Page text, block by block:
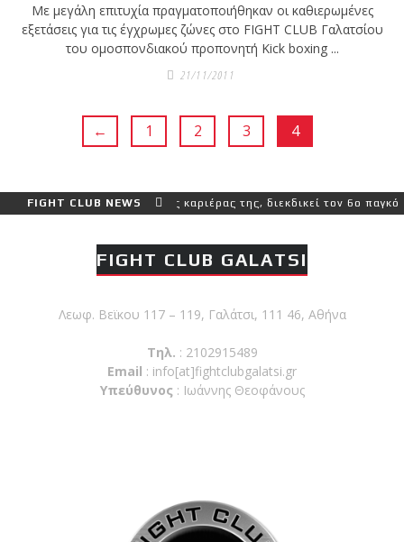
Mε μεγάλη επιτυχία πραγματοποιήθηκαν οι καθιερωμένες
εξετάσεις για τις έγχρωμες ζώνες στο FIGHT CLUB Γαλατσίου
του ομοσπονδιακού προπονητή Kick boxing ...
21/11/2011
← 1 2 3 4
FIGHT CLUB NEWS
πιο δύσκολο αγώνα της καριέρας της, διεκδικεί τον 6ο
FIGHT CLUB GALATSI
Λεωφ. Βεϊκου 117 – 119, Γαλάτσι, 111 46, Αθήνα
Τηλ. : 2102915489
Email : info[at]fightclubgalatsi.gr
Υπεύθυνος : Ιωάννης Θεοφάνους